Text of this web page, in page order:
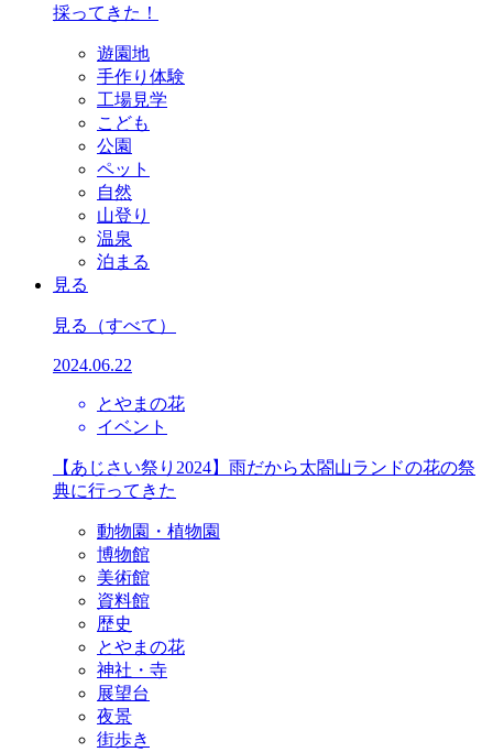
採ってきた！
遊園地
手作り体験
工場見学
こども
公園
ペット
自然
山登り
温泉
泊まる
見る
見る （すべて）
2024.06.22
とやまの花
イベント
【あじさい祭り2024】雨だから太閤山ランドの花の祭
典に行ってきた
動物園・植物園
博物館
美術館
資料館
歴史
とやまの花
神社・寺
展望台
夜景
街歩き